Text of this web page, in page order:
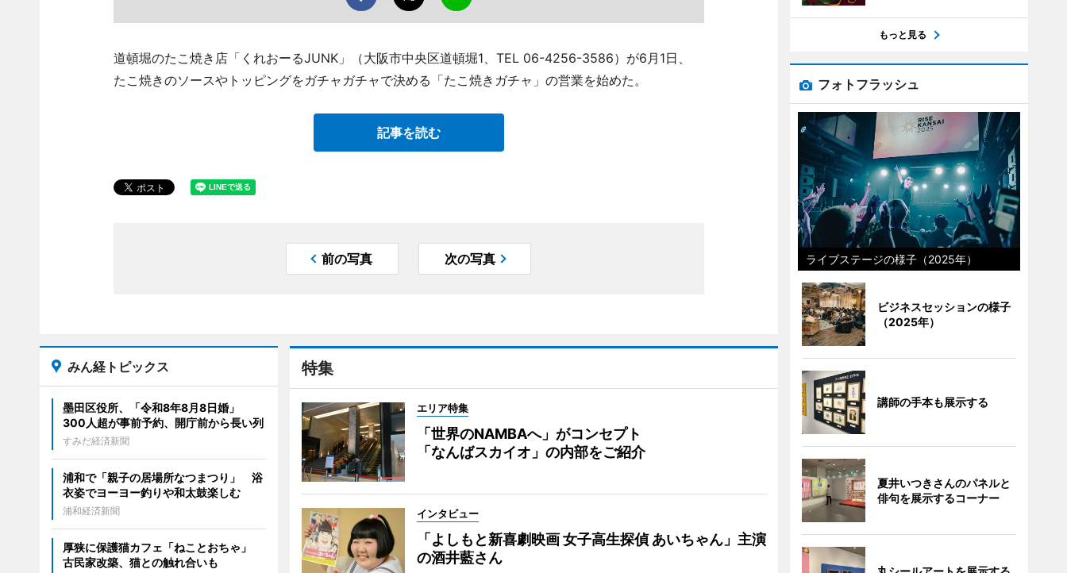
道頓堀のたこ焼き店「くれおーるJUNK」（大阪市中央区道頓堀1、TEL 06-4256-3586）が6月1日、
たこ焼きのソースやトッピングをガチャガチャで決める「たこ焼きガチャ」の営業を始めた。
記事を読む
前の写真 次の写真
特集
エリア特集
「世界のNAMBAへ」がコンセプト
「なんばスカイオ」の内部をご紹介
インタビュー
「よしもと新喜劇映画 女子高生探偵 あいちゃん」主演
の酒井藍さん
みん経トピックス
墨田区役所、「令和8年8月8日婚」
300人超が事前予約、開庁前から長い列
すみだ経済新聞
浦和で「親子の居場所なつまつり」 浴
衣姿でヨーヨー釣りや和太鼓楽しむ
浦和経済新聞
厚狭に保護猫カフェ「ねことおちゃ」
古民家改築、猫との触れ合いも
もっと見る
フォトフラッシュ
ライブステージの様子（2025年）
ビジネスセッションの様子
（2025年）
講師の手本も展示する
夏井いつきさんのパネルと
俳句を展示するコーナー